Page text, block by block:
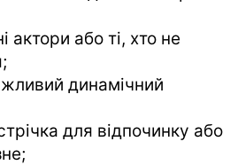
актори або ті, хто не
динамічний
для відпочинку або